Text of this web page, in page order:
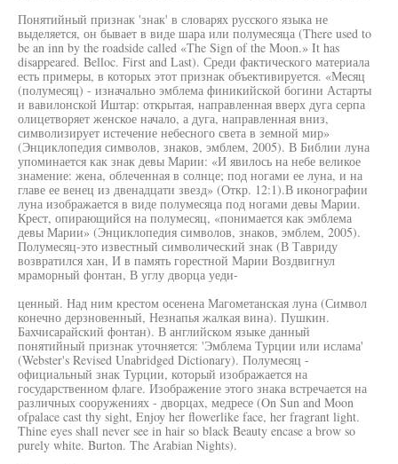
Понятийный признак 'знак' в словарях русского языка не
выделяется, он бывает в виде шара или полумесяца (There used to
be an inn by the roadside called «The Sign of the Moon.» It has
disappeared. Belloc. First and Last). Среди фактического материала
есть примеры, в которых этот признак объективируется. «Месяц
(полумесяц) - изначально эмблема финикийской богини Астарты
и вавилонской Иштар: открытая, направленная вверх дуга серпа
олицетворяет женское начало, а дуга, направленная вниз,
символизирует истечение небесного света в земной мир»
(Энциклопедия символов, знаков, эмблем, 2005). В Библии луна
упоминается как знак девы Марии: «И явилось на небе великое
знамение: жена, облеченная в солнце; под ногами ее луна, и на
главе ее венец из двенадцати звезд» (Откр. 12:1).В иконографии
луна изображается в виде полумесяца под ногами девы Марии.
Крест, опирающийся на полумесяц, «понимается как эмблема
девы Марии» (Энциклопедия символов, знаков, эмблем, 2005).
Полумесяц-это известный символический знак (В Тавриду
возвратился хан, И в память горестной Марии Воздвигнул
мраморный фонтан, В углу дворца уеди-
ценный. Над ним крестом осенена Магометанская луна (Символ
конечно дерзновенный, Незнапья жалкая вина). Пушкин.
Бахчисарайский фонтан). В английском языке данный
понятийный признак уточняется: 'Эмблема Турции или ислама'
(Webster's Revised Unabridged Dictionary). Полумесяц -
официальный знак Турции, который изображается на
государственном флаге. Изображение этого знака встречается на
различных сооружениях - дворцах, медресе (On Sun and Moon
ofpalace cast thy sight, Enjoy her flowerlike face, her fragrant light.
Thine eyes shall never see in hair so black Beauty encase a brow so
purely white. Burton. The Arabian Nights).